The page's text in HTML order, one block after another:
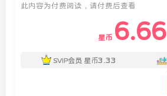
此内容为付费阅读，请付费后查看
星币 6.66
SVIP会员 星币3.33